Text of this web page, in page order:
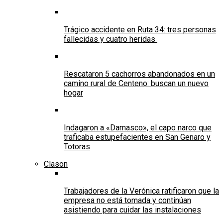
Trágico accidente en Ruta 34: tres personas
fallecidas y cuatro heridas
Rescataron 5 cachorros abandonados en un
camino rural de Centeno: buscan un nuevo
hogar
Indagaron a «Damasco», el capo narco que
traficaba estupefacientes en San Genaro y
Totoras
Clason
Trabajadores de la Verónica ratificaron que la
empresa no está tomada y continúan
asistiendo para cuidar las instalaciones